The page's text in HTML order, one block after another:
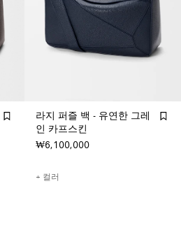
라지 퍼즐 백 - 유연한 그레
인 카프스킨
₩6,100,000
+ 컬러